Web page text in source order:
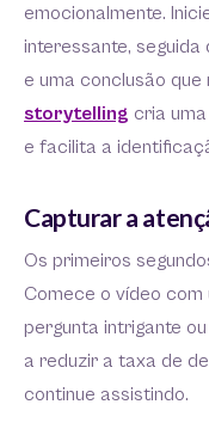
emocionalmente.
interessante, seguida
e uma conclusão
storytelling cria
e facilita a
Capturar a
Os primeiros
Comece o vídeo com
pergunta intrigante
a reduzir a taxa de
continue assistindo.